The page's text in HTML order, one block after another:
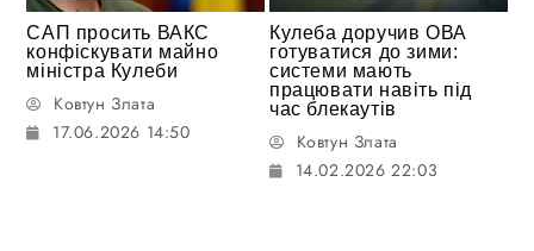
САП просить ВАКС
конфіскувати майно
міністра Кулеби
Ковтун Злата
17.06.2026 14:50
Кулеба доручив ОВА
готуватися до зими:
системи мають
працювати навіть під
час блекаутів
Ковтун Злата
14.02.2026 22:03